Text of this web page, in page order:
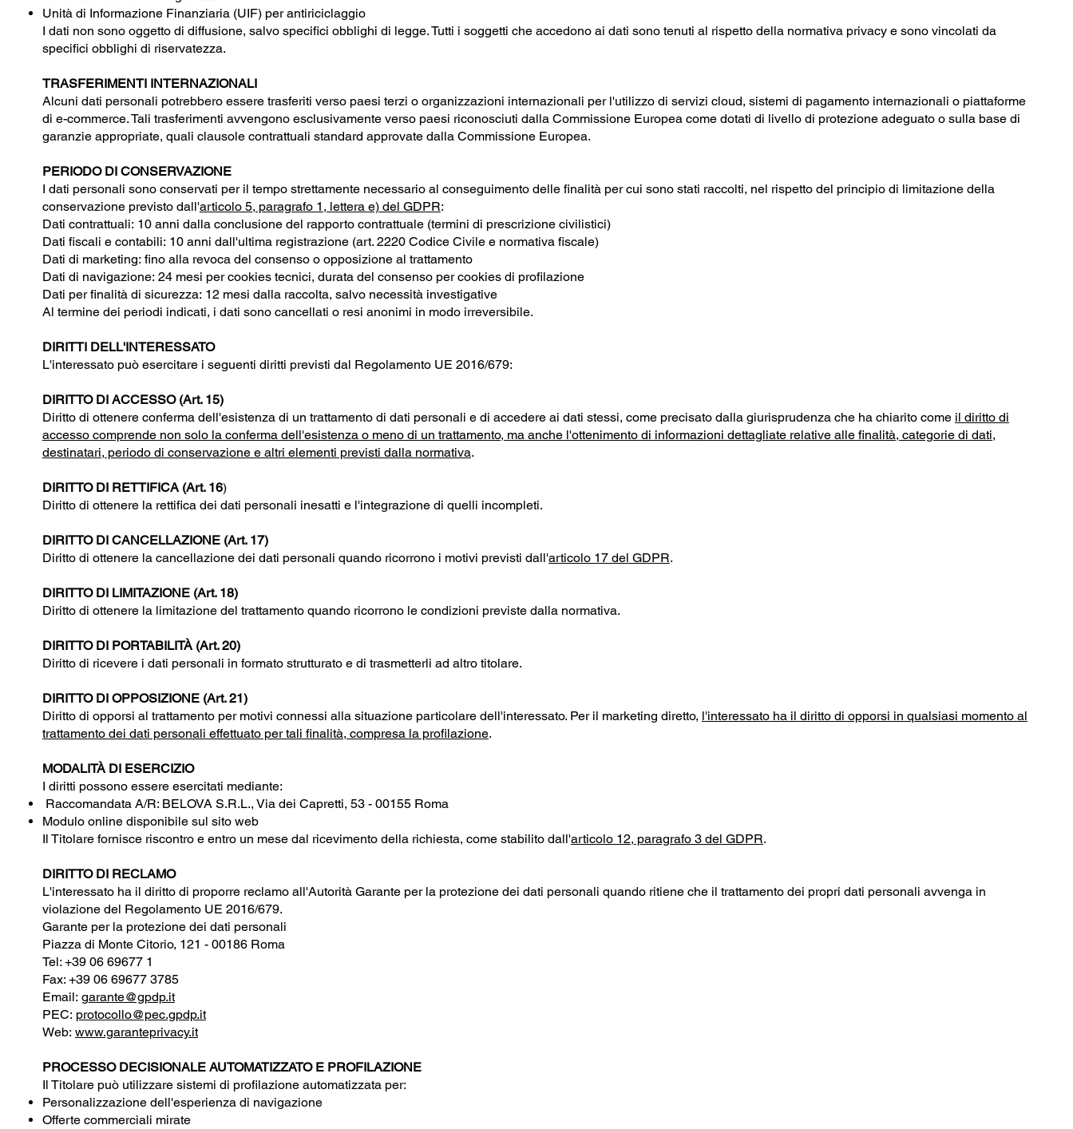
Unità di Informazione Finanziaria (UIF) per antiriciclaggio
I dati non sono oggetto di diffusione, salvo specifici obblighi di legge. Tutti i soggetti che accedono ai dati sono tenuti al rispetto della normativa privacy e sono vincolati da
specifici obblighi di riservatezza.
TRASFERIMENTI INTERNAZIONALI
Alcuni dati personali potrebbero essere trasferiti verso paesi terzi o organizzazioni internazionali per l'utilizzo di servizi cloud, sistemi di pagamento internazionali o piattaforme
di e-commerce. Tali trasferimenti avvengono esclusivamente verso paesi riconosciuti dalla Commissione Europea come dotati di livello di protezione adeguato o sulla base di
garanzie appropriate, quali clausole contrattuali standard approvate dalla Commissione Europea.
PERIODO DI CONSERVAZIONE
I dati personali sono conservati per il tempo strettamente necessario al conseguimento delle finalità per cui sono stati raccolti, nel rispetto del principio di limitazione della
conservazione previsto dall'articolo 5, paragrafo 1, lettera e) del GDPR:
Dati contrattuali: 10 anni dalla conclusione del rapporto contrattuale (termini di prescrizione civilistici)
Dati fiscali e contabili: 10 anni dall'ultima registrazione (art. 2220 Codice Civile e normativa fiscale)
Dati di marketing: fino alla revoca del consenso o opposizione al trattamento
Dati di navigazione: 24 mesi per cookies tecnici, durata del consenso per cookies di profilazione
Dati per finalità di sicurezza: 12 mesi dalla raccolta, salvo necessità investigative
Al termine dei periodi indicati, i dati sono cancellati o resi anonimi in modo irreversibile.
DIRITTI DELL'INTERESSATO
L'interessato può esercitare i seguenti diritti previsti dal Regolamento UE 2016/679:
DIRITTO DI ACCESSO (Art. 15)
Diritto di ottenere conferma dell'esistenza di un trattamento di dati personali e di accedere ai dati stessi, come precisato dalla giurisprudenza che ha chiarito come il diritto di
accesso comprende non solo la conferma dell'esistenza o meno di un trattamento, ma anche l'ottenimento di informazioni dettagliate relative alle finalità, categorie di dati,
destinatari, periodo di conservazione e altri elementi previsti dalla normativa.
DIRITTO DI RETTIFICA (Art. 16)
Diritto di ottenere la rettifica dei dati personali inesatti e l'integrazione di quelli incompleti.
DIRITTO DI CANCELLAZIONE (Art. 17)
Diritto di ottenere la cancellazione dei dati personali quando ricorrono i motivi previsti dall'articolo 17 del GDPR.
DIRITTO DI LIMITAZIONE (Art. 18)
Diritto di ottenere la limitazione del trattamento quando ricorrono le condizioni previste dalla normativa.
DIRITTO DI PORTABILITÀ (Art. 20)
Diritto di ricevere i dati personali in formato strutturato e di trasmetterli ad altro titolare.
DIRITTO DI OPPOSIZIONE (Art. 21)
Diritto di opporsi al trattamento per motivi connessi alla situazione particolare dell'interessato. Per il marketing diretto, l'interessato ha il diritto di opporsi in qualsiasi momento al
trattamento dei dati personali effettuato per tali finalità, compresa la profilazione.
MODALITÀ DI ESERCIZIO
I diritti possono essere esercitati mediante:​
Raccomandata A/R: BELOVA S.R.L., Via dei Capretti, 53 - 00155 Roma
Modulo online disponibile sul sito web
Il Titolare fornisce riscontro e entro un mese dal ricevimento della richiesta, come stabilito dall'articolo 12, paragrafo 3 del GDPR.
DIRITTO DI RECLAMO
L'interessato ha il diritto di proporre reclamo all'Autorità Garante per la protezione dei dati personali quando ritiene che il trattamento dei propri dati personali avvenga in
violazione del Regolamento UE 2016/679.
Garante per la protezione dei dati personali
Piazza di Monte Citorio, 121 - 00186 Roma
Tel: +39 06 69677 1
Fax: +39 06 69677 3785
Email: garante@gpdp.it
PEC: protocollo@pec.gpdp.it
Web: www.garanteprivacy.it
PROCESSO DECISIONALE AUTOMATIZZATO E PROFILAZIONE
Il Titolare può utilizzare sistemi di profilazione automatizzata per:
Personalizzazione dell'esperienza di navigazione
Offerte commerciali mirate